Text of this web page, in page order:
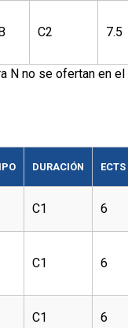
B C2 7.5
N no se ofertan en el
DURACIÓN ECTS
C1 6
C1 6
C1 6